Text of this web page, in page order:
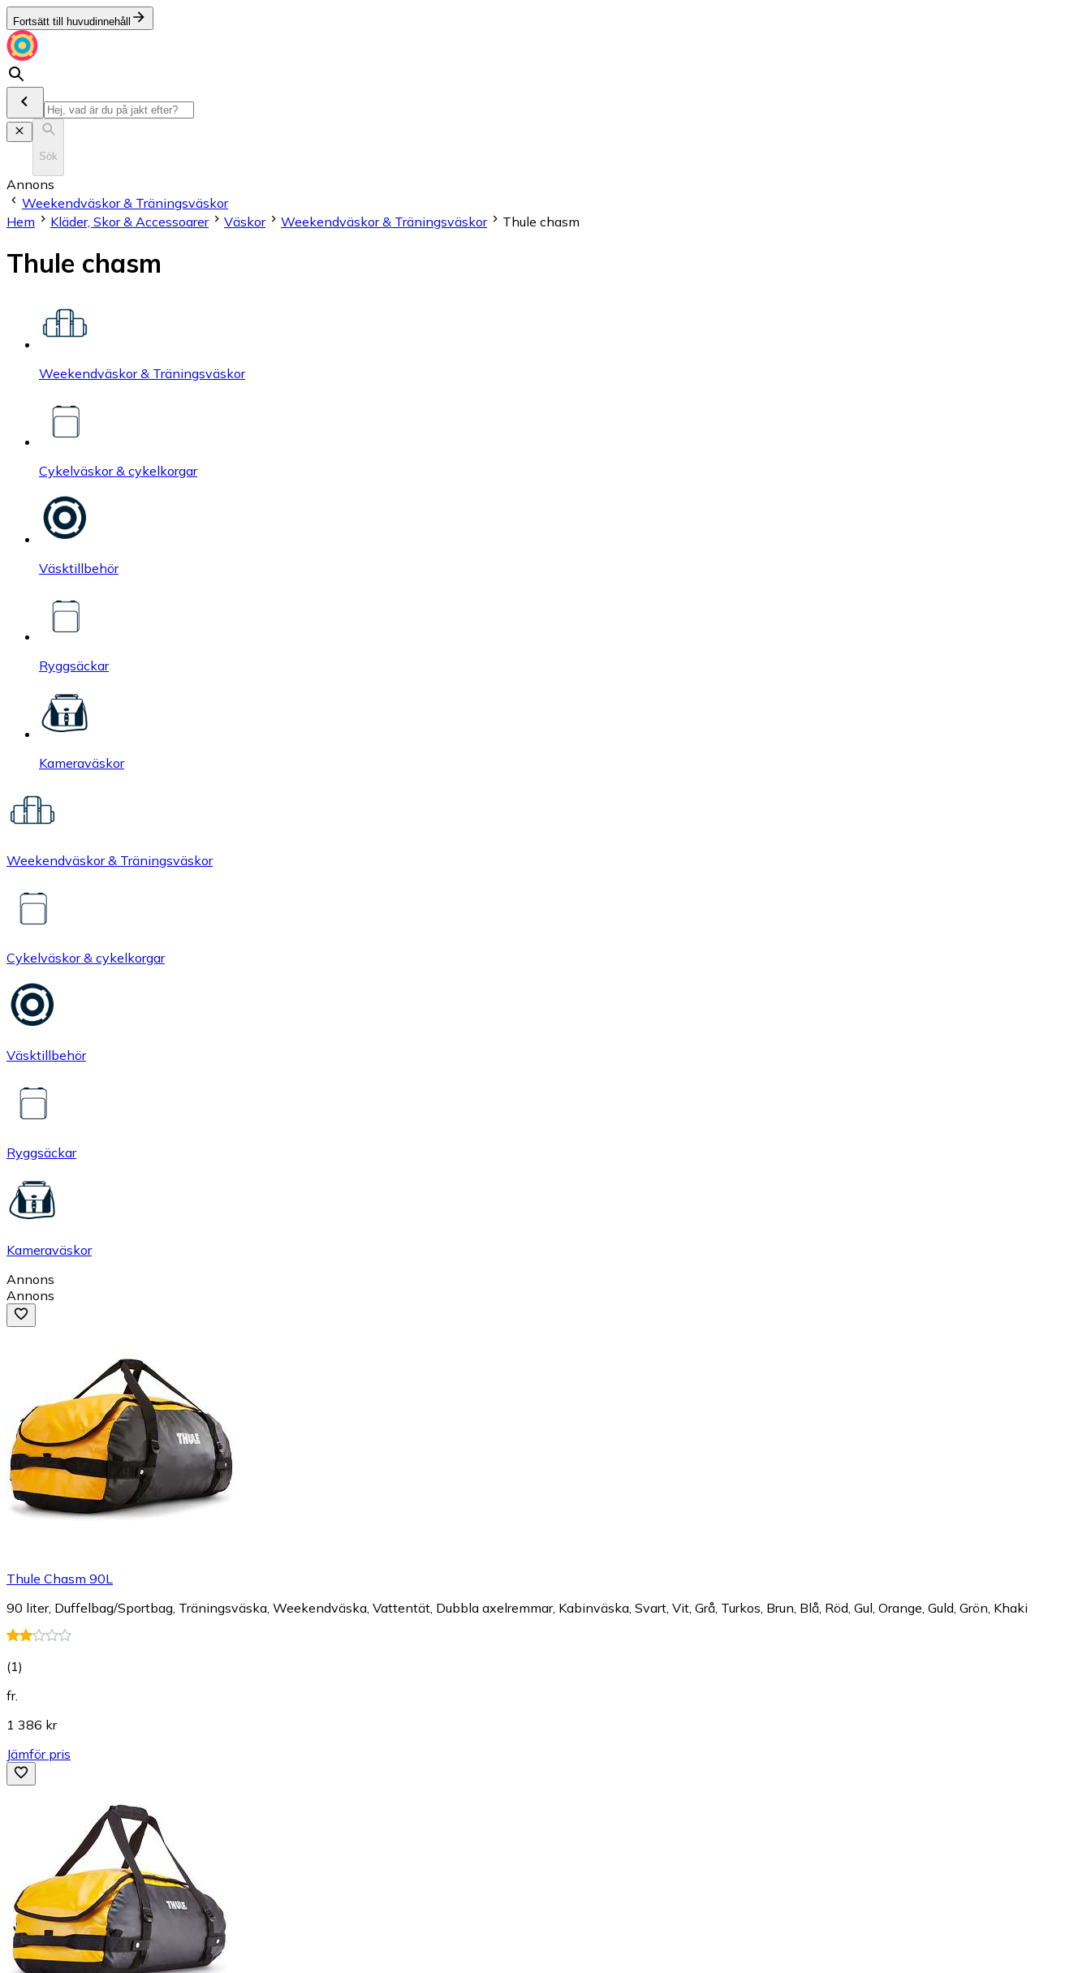
Fortsätt till huvudinnehåll
Sök
Annons
Weekendväskor & Träningsväskor
Hem
Kläder, Skor & Accessoarer Väskor Weekendväskor & Träningsväskor Thule chasm
Thule chasm
Weekendväskor & Träningsväskor
Cykelväskor & cykelkorgar
Väsktillbehör
Ryggsäckar
Kameraväskor
Weekendväskor & Träningsväskor
Cykelväskor & cykelkorgar
Väsktillbehör
Ryggsäckar
Kameraväskor
Annons
Annons
Thule Chasm 90L
90 liter, Duffelbag/Sportbag, Träningsväska, Weekendväska, Vattentät, Dubbla axelremmar, Kabinväska, Svart, Vit, Grå, Turkos, Brun, Blå, Röd, Gul, Orange, Guld, Grön, Khaki
(1)
fr.
1 386 kr
Jämför pris